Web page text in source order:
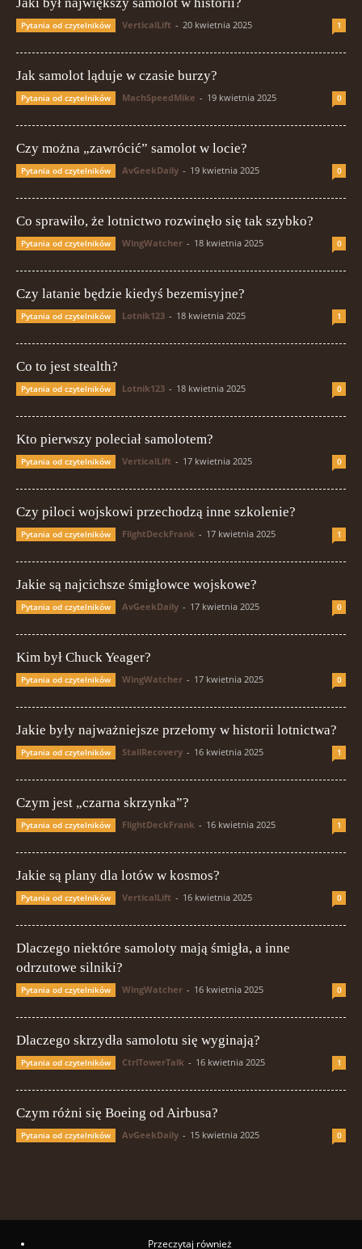
Pytania od czytelników VerticalLift - 20 kwietnia 2025 1
Jak samolot ląduje w czasie burzy?
Pytania od czytelników MachSpeedMike - 19 kwietnia 2025 0
Czy można „zawrócić” samolot w locie?
Pytania od czytelników AvGeekDaily - 19 kwietnia 2025 0
Co sprawiło, że lotnictwo rozwinęło się tak szybko?
Pytania od czytelników WingWatcher - 18 kwietnia 2025 0
Czy latanie będzie kiedyś bezemisyjne?
Pytania od czytelników Lotnik123 - 18 kwietnia 2025 1
Co to jest stealth?
Pytania od czytelników Lotnik123 - 18 kwietnia 2025 0
Kto pierwszy poleciał samolotem?
Pytania od czytelników VerticalLift - 17 kwietnia 2025 0
Czy piloci wojskowi przechodzą inne szkolenie?
Pytania od czytelników FlightDeckFrank - 17 kwietnia 2025 1
Jakie są najcichsze śmigłowce wojskowe?
Pytania od czytelników AvGeekDaily - 17 kwietnia 2025 0
Kim był Chuck Yeager?
Pytania od czytelników WingWatcher - 17 kwietnia 2025 0
Jakie były najważniejsze przełomy w historii lotnictwa?
Pytania od czytelników StallRecovery - 16 kwietnia 2025 1
Czym jest „czarna skrzynka”?
Pytania od czytelników FlightDeckFrank - 16 kwietnia 2025 1
Jakie są plany dla lotów w kosmos?
Pytania od czytelników VerticalLift - 16 kwietnia 2025 0
Dlaczego niektóre samoloty mają śmigła, a inne
odrzutowe silniki?
Pytania od czytelników WingWatcher - 16 kwietnia 2025 0
Dlaczego skrzydła samolotu się wyginają?
Pytania od czytelników CtrlTowerTalk - 16 kwietnia 2025 1
Czym różni się Boeing od Airbusa?
Pytania od czytelników AvGeekDaily - 15 kwietnia 2025 0
Przeczytaj również